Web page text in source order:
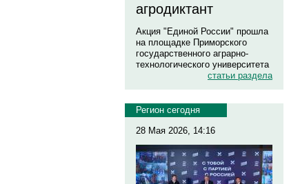
агродиктант
Акция "Единой России" прошла
на площадке Приморского
государственного аграрно-
технологического университета
статьи раздела
Регион сегодня
28 Мая 2026, 14:16